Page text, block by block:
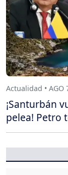
Actualidad • AGO
¡Santurbán
pelea! Petro